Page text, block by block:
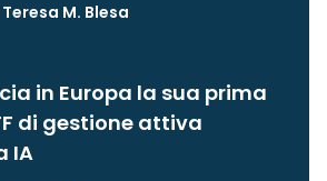
Teresa M. Blesa
in Europa la sua prima
di gestione attiva
IA